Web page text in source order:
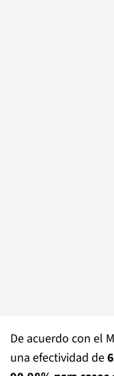
De acuerdo con el
una efectividad de